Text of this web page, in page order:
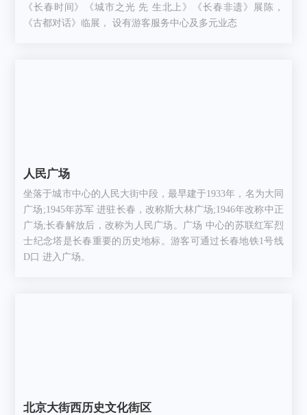
《长春时间》《城市之光 先 生北上》《长春非遗》展陈，
《古都对话》临展， 设有游客服务中心及多元业态
人民广场
坐落于城市中心的人民大街中段，最早建于1933年，名为大同
广场;1945年苏军 进驻长春，改称斯大林广场;1946年改称中正
广场;长春解放后，改称为人民广场。广场 中心的苏联红军烈
士纪念塔是长春重要的历史地标。游客可通过长春地铁1号线
D口 进入广场。
北京大街西历史文化街区